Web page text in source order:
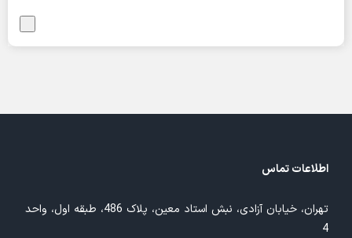
اطلاعات تماس
تهران، خیابان آزادی، نبش استاد معین، پلاک 486، طبقه اول، واحد
4